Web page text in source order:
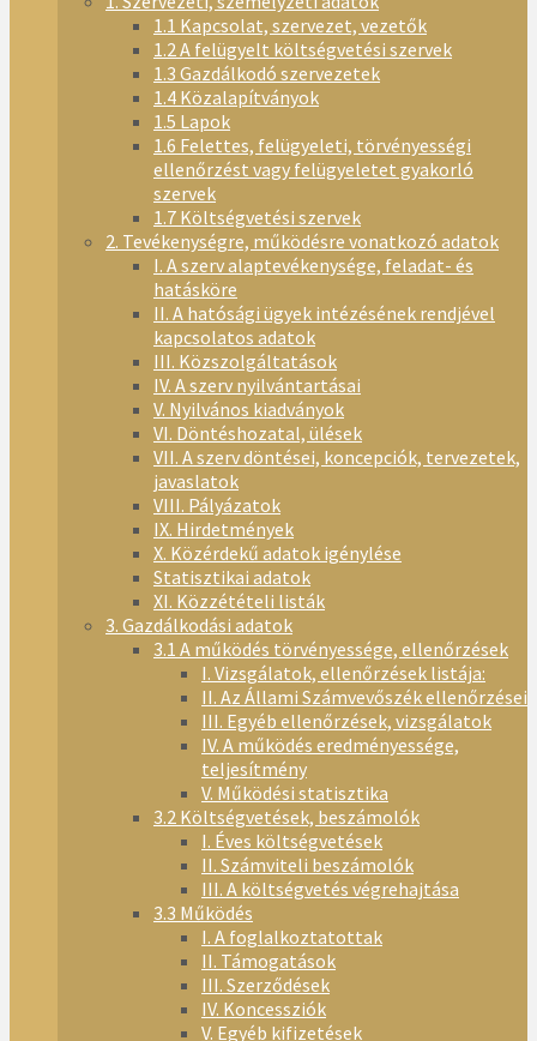
1.1 Kapcsolat, szervezet, vezetők
1.2 A felügyelt költségvetési szervek
1.3 Gazdálkodó szervezetek
1.4 Közalapítványok
1.5 Lapok
1.6 Felettes, felügyeleti, törvényességi
ellenőrzést vagy felügyeletet gyakorló
szervek
1.7 Költségvetési szervek
2. Tevékenységre, működésre vonatkozó adatok
I. A szerv alaptevékenysége, feladat- és
hatásköre
II. A hatósági ügyek intézésének rendjével
kapcsolatos adatok
III. Közszolgáltatások
IV. A szerv nyilvántartásai
V. Nyilvános kiadványok
VI. Döntéshozatal, ülések
VII. A szerv döntései, koncepciók, tervezetek,
javaslatok
VIII. Pályázatok
IX. Hirdetmények
X. Közérdekű adatok igénylése
Statisztikai adatok
XI. Közzétételi listák
3. Gazdálkodási adatok
3.1 A működés törvényessége, ellenőrzések
I. Vizsgálatok, ellenőrzések listája:
II. Az Állami Számvevőszék ellenőrzései
III. Egyéb ellenőrzések, vizsgálatok
IV. A működés eredményessége,
teljesítmény
V. Működési statisztika
3.2 Költségvetések, beszámolók
I. Éves költségvetések
II. Számviteli beszámolók
III. A költségvetés végrehajtása
3.3 Működés
I. A foglalkoztatottak
II. Támogatások
III. Szerződések
IV. Koncessziók
V. Egyéb kifizetések